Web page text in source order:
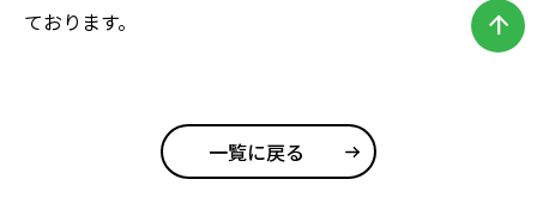
ております。
一覧に戻る
arrow_upward